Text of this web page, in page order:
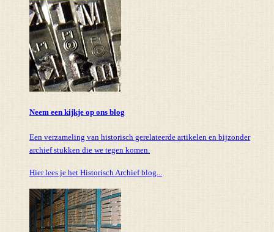
Neem een kijkje op ons blog
Een verzameling van historisch gerelateerde artikelen en bijzonder
archief stukken die we tegen komen.
Hier lees je het Historisch Archief blog...